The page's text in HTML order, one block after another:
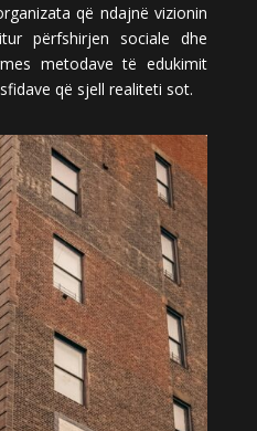
që ndajnë vizionin
përfshirjen sociale dhe
metodave të edukimit
që sjell realiteti sot.